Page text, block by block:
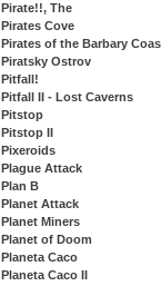
Pirate!!, The
Pirates Cove
Pirates of the Barbary
Piratsky Ostrov
Pitfall!
Pitfall II - Lost Caverns
Pitstop
Pitstop II
Pixeroids
Plague Attack
Plan B
Planet Attack
Planet Miners
Planet of Doom
Planeta Caco
Planeta Caco II